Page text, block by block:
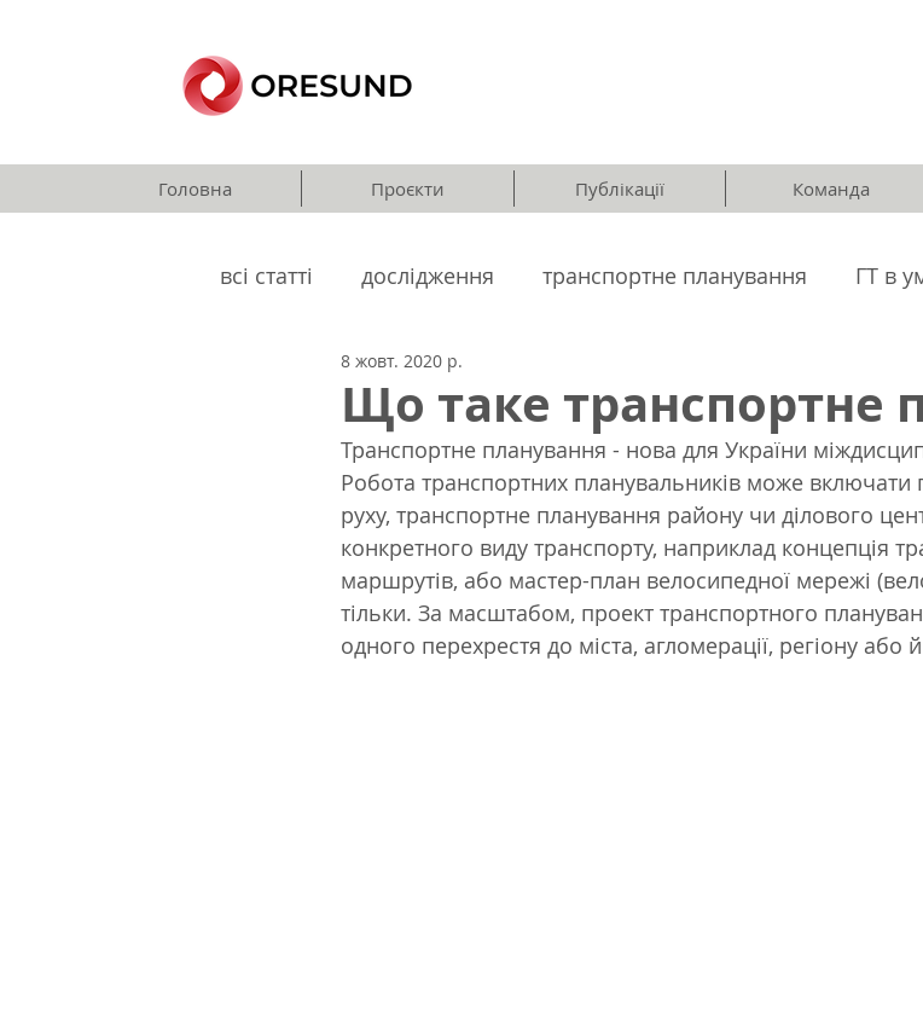
Головна Проєкти Публікації Команда
всі статті дослідження транспортне планування ГТ в
громадський транспорт
Що таке транспортне
8 жовт. 2020 р.
Транспортне планування - нова для України
Робота транспортних планувальників може
руху, транспортне планування району чи ділового
конкретного виду транспорту, наприклад концепція
маршрутів, або мастер-план велосипедної мережі
тільки. За масштабом, проект транспортного
одного перехрестя до міста, агломерації, регіону або